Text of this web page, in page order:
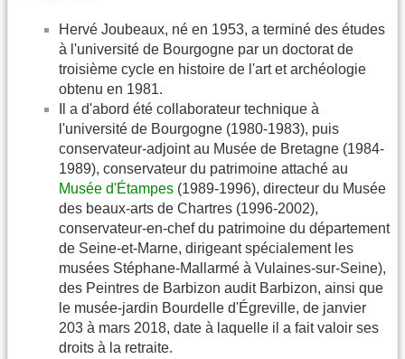
Hervé Joubeaux, né en 1953, a terminé des études
à l'université de Bourgogne par un doctorat de
troisième cycle en histoire de l'art et archéologie
obtenu en 1981.
Il a d'abord été collaborateur technique à
l'université de Bourgogne (1980-1983), puis
conservateur-adjoint au Musée de Bretagne (1984-
1989), conservateur du patrimoine attaché au
Musée d'Étampes (1989-1996), directeur du Musée
des beaux-arts de Chartres (1996-2002),
conservateur-en-chef du patrimoine du département
de Seine-et-Marne, dirigeant spécialement les
musées Stéphane-Mallarmé à Vulaines-sur-Seine),
des Peintres de Barbizon audit Barbizon, ainsi que
le musée-jardin Bourdelle d'Égreville, de janvier
203 à mars 2018, date à laquelle il a fait valoir ses
droits à la retraite.